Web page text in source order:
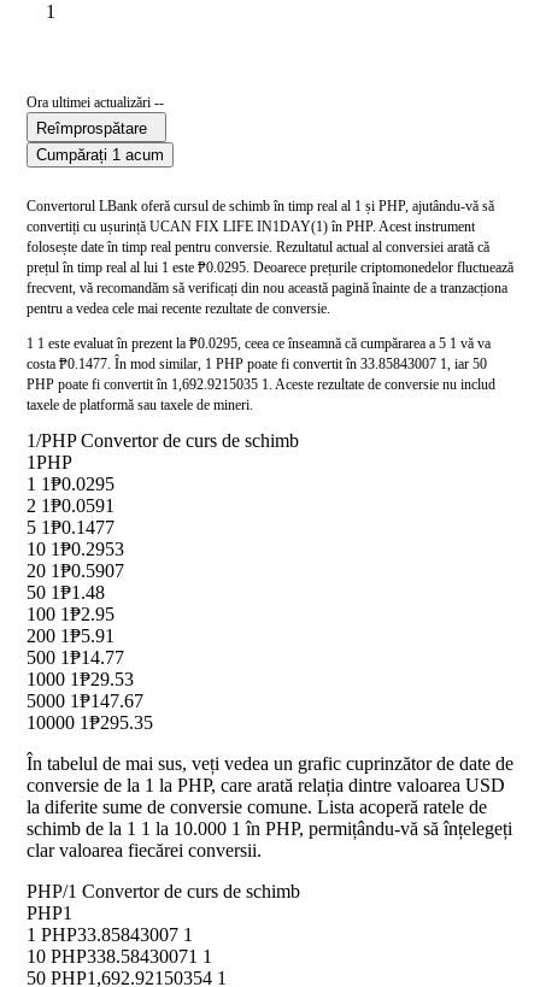
1
Ora ultimei actualizări --
Reîmprospătare
Cumpărați 1 acum
Convertorul LBank oferă cursul de schimb în timp real al 1 și PHP, ajutându-vă să
convertiți cu ușurință UCAN FIX LIFE IN1DAY(1) în PHP. Acest instrument
folosește date în timp real pentru conversie. Rezultatul actual al conversiei arată că
prețul în timp real al lui 1 este ₱0.0295. Deoarece prețurile criptomonedelor fluctuează
frecvent, vă recomandăm să verificați din nou această pagină înainte de a tranzacționa
pentru a vedea cele mai recente rezultate de conversie.
1 1 este evaluat în prezent la ₱0.0295, ceea ce înseamnă că cumpărarea a 5 1 vă va
costa ₱0.1477. În mod similar, 1 PHP poate fi convertit în 33.85843007 1, iar 50
PHP poate fi convertit în 1,692.9215035 1. Aceste rezultate de conversie nu includ
taxele de platformă sau taxele de mineri.
1/PHP Convertor de curs de schimb
1PHP
1 1₱0.0295
2 1₱0.0591
5 1₱0.1477
10 1₱0.2953
20 1₱0.5907
50 1₱1.48
100 1₱2.95
200 1₱5.91
500 1₱14.77
1000 1₱29.53
5000 1₱147.67
10000 1₱295.35
În tabelul de mai sus, veți vedea un grafic cuprinzător de date de
conversie de la 1 la PHP, care arată relația dintre valoarea USD
la diferite sume de conversie comune. Lista acoperă ratele de
schimb de la 1 1 la 10.000 1 în PHP, permițându-vă să înțelegeți
clar valoarea fiecărei conversii.
PHP/1 Convertor de curs de schimb
PHP1
1 PHP33.85843007 1
10 PHP338.58430071 1
50 PHP1,692.92150354 1